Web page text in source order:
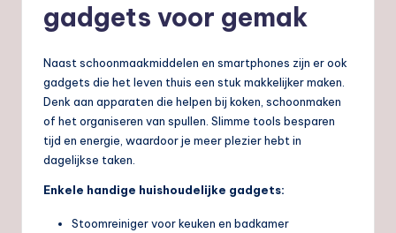
gadgets voor gemak
Naast schoonmaakmiddelen en smartphones zijn er ook
gadgets die het leven thuis een stuk makkelijker maken.
Denk aan apparaten die helpen bij koken, schoonmaken
of het organiseren van spullen. Slimme tools besparen
tijd en energie, waardoor je meer plezier hebt in
dagelijkse taken.
Enkele handige huishoudelijke gadgets:
Stoomreiniger voor keuken en badkamer